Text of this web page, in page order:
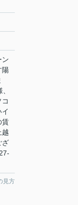
ン
陽
賃
越
ざ
見方